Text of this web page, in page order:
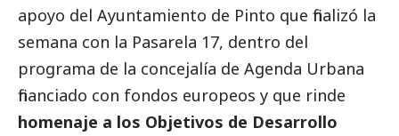
apoyo del Ayuntamiento de Pinto que finalizó la
semana con la Pasarela 17, dentro del
programa de la concejalía de Agenda Urbana
financiado con fondos europeos y que rinde
homenaje a los Objetivos de Desarrollo